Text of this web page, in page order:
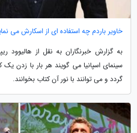
خاویر باردم چه استفاده ای از اسکارش می
به گزارش خبرنگاران به نقل از هالیوود
سینمای اسپانیا می گویند هر بار با زدن
گردد و می توانند با نور آن کتاب بخوانند.